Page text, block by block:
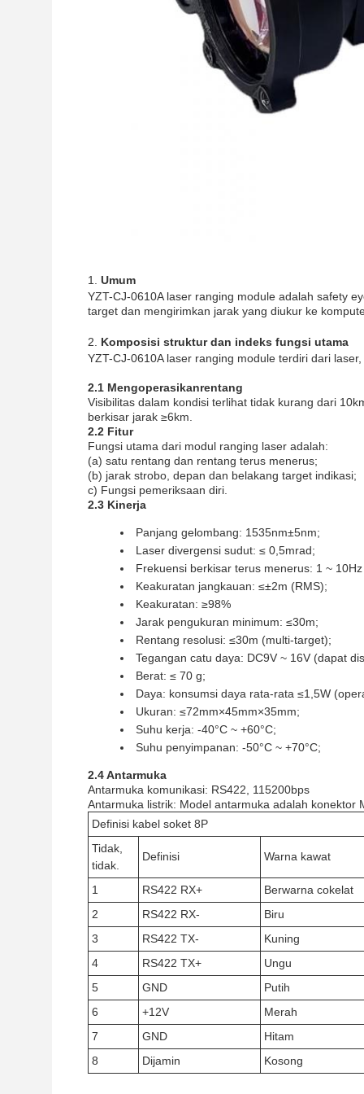
Umum
YZT-CJ-0610A laser ranging module adalah safety
target dan mengirimkan jarak yang diukur ke
Komposisi struktur dan indeks fungsi utama
YZT-CJ-0610A laser ranging module terdiri dari
2.1 Mengoperasikanrentang
Visibilitas dalam kondisi terlihat tidak kurang dari
berkisar jarak ≥6km.
2.2 Fitur
Fungsi utama dari modul ranging laser adalah:
(a) satu rentang dan rentang terus menerus;
(b) jarak strobo, depan dan belakang target indikasi;
c) Fungsi pemeriksaan diri.
2.3 Kinerja
Panjang gelombang: 1535nm±5nm;
Laser divergensi sudut: ≤ 0,5mrad;
Frekuensi berkisar terus menerus: 1 ~
Keakuratan jangkauan: ≤±2m (RMS);
Keakuratan: ≥98%
Jarak pengukuran minimum: ≤30m;
Rentang resolusi: ≤30m (multi-target);
Tegangan catu daya: DC9V ~ 16V (dapat
Berat: ≤ 70 g;
Daya: konsumsi daya rata-rata ≤1,5W
Ukuran: ≤72mm×45mm×35mm;
Suhu kerja: -40°C ~ +60°C;
Suhu penyimpanan: -50°C ~ +70°C;
2.4 Antarmuka
Antarmuka komunikasi: RS422, 115200bps
Antarmuka listrik: Model antarmuka adalah
Definisi kabel soket 8P
Tidak,
tidak.
Definisi Warna kawat
1 RS422 RX+
Berwarna cokelat
2
RS422 RX-
Biru
3
RS422 TX-
Kuning
4
RS422 TX+
Ungu
5
GND
Putih
6
+12V
Merah
7
GND
Hitam
8
Dijamin Kosong